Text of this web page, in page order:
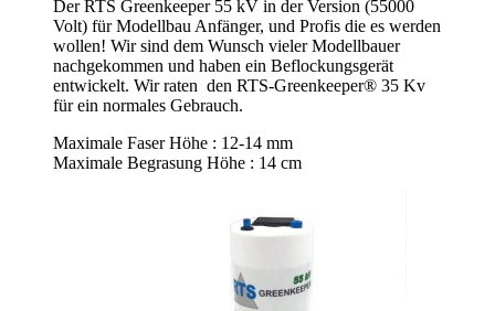
Der RTS Greenkeeper 55 kV in der Version (55000
Volt) für Modellbau Anfänger, und Profis die es werden
wollen! Wir sind dem Wunsch vieler Modellbauer
nachgekommen und haben ein Beflockungsgerät
entwickelt. Wir raten den RTS-Greenkeeper® 35 Kv
für ein normales Gebrauch.
Maximale Faser Höhe : 12-14 mm
Maximale Begrasung Höhe : 14 cm